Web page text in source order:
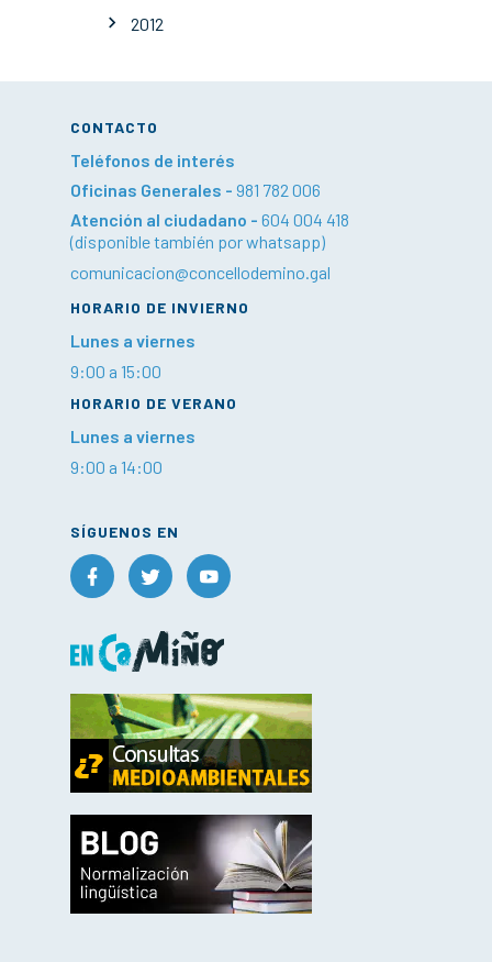
2012
CONTACTO
Teléfonos de interés
Oficinas Generales - 981 782 006
Atención al ciudadano - 604 004 418
(disponible también por whatsapp)
comunicacion@concellodemino.gal
HORARIO DE INVIERNO
Lunes a viernes
9:00 a 15:00
HORARIO DE VERANO
Lunes a viernes
9:00 a 14:00
SÍGUENOS EN